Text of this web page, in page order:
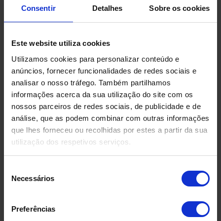
Consentir Detalhes Sobre os cookies
Este website utiliza cookies
Utilizamos cookies para personalizar conteúdo e
anúncios, fornecer funcionalidades de redes sociais e
analisar o nosso tráfego. Também partilhamos
informações acerca da sua utilização do site com os
nossos parceiros de redes sociais, de publicidade e de
análise, que as podem combinar com outras informações
que lhes forneceu ou recolhidas por estes a partir da sua
utilização dos respetivos serviços.
Necessários
Preferências
Produtos Relacionados